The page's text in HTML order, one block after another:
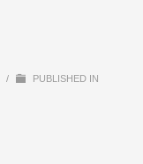
/ PUBLISHED IN